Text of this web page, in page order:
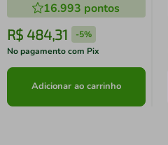
16.993 pontos
R$ 484,31 -5%
No pagamento com Pix
Adicionar ao carrinho